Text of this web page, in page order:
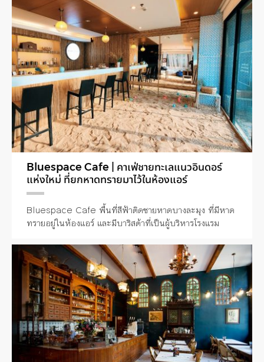
Bluespace Cafe | คาเฟ่ชายทะเลแนวอินดอร์
แห่งใหม่ ที่ยกหาดทรายมาไว้ในห้องแอร์
Bluespace Cafe พื้นที่สีฟ้าติดชายหาดบางละมุง ที่มีหาด
ทรายอยู่ในห้องแอร์ และมีบาริสต้าที่เป็นผู้บริหารโรงแรม